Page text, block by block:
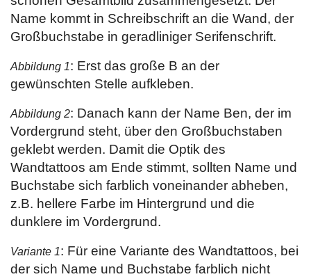
Name kommt in Schreibschrift an die Wand, der
Großbuchstabe in geradliniger Serifenschrift.
Abbildung 1: Erst das große B an der
gewünschten Stelle aufkleben.
Abbildung 2: Danach kann der Name Ben, der im
Vordergrund steht, über den Großbuchstaben
geklebt werden. Damit die Optik des
Wandtattoos am Ende stimmt, sollten Name und
Buchstabe sich farblich voneinander abheben,
z.B. hellere Farbe im Hintergrund und die
dunklere im Vordergrund.
Variante 1: Für eine Variante des Wandtattoos, bei
der sich Name und Buchstabe farblich nicht